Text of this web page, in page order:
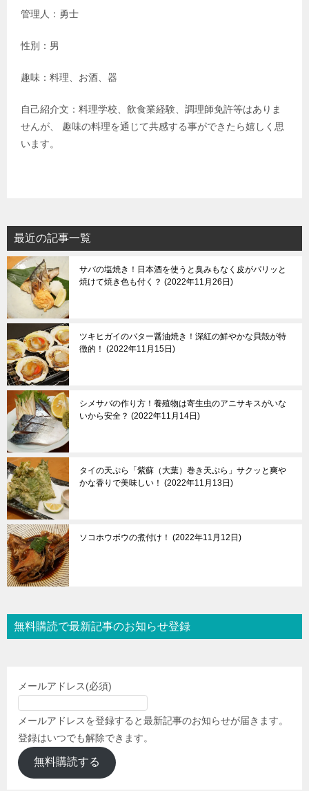
管理人：勇士
性別：男
趣味：料理、お酒、器
自己紹介文：料理学校、飲食業経験、調理師免許等はありま
せんが、 趣味の料理を通じて共感する事ができたら嬉しく思
います。
最近の記事一覧
サバの塩焼き！日本酒を使うと臭みもなく皮がパリッと
焼けて焼き色も付く？
2022年11月26日
ツキヒガイのバター醤油焼き！深紅の鮮やかな貝殻が特
徴的！
2022年11月15日
シメサバの作り方！養殖物は寄生虫のアニサキスがいな
いから安全？
2022年11月14日
タイの天ぷら「紫蘇（大葉）巻き天ぷら」サクッと爽や
かな香りで美味しい！
2022年11月13日
ソコホウボウの煮付け！ 2022年11月12日
無料購読で最新記事のお知らせ登録
メールアドレス(必須)
メールアドレスを登録すると最新記事のお知らせが届きます。
登録はいつでも解除できます。
無料購読する